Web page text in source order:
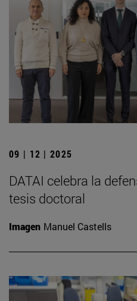
09 | 12 | 2025
DATAI celebra la
tesis doctoral
Imagen Manuel Castells